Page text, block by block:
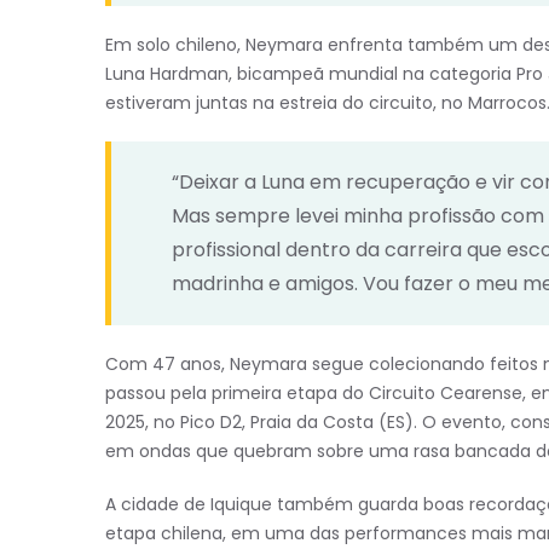
Em solo chileno, Neymara enfrenta também um
Luna Hardman, bicampeã mundial na categoria
estiveram juntas na estreia do circuito, no Marrocos.
“Deixar a Luna em recuperação e vir
Mas sempre levei minha profissão
profissional dentro da carreira que
madrinha e amigos. Vou fazer o meu
Com 47 anos, Neymara segue colecionando feitos
passou pela primeira etapa do Circuito Cearense,
2025, no Pico D2, Praia da Costa (ES). O evento,
em ondas que quebram sobre uma rasa bancada
A cidade de Iquique também guarda boas
etapa chilena, em uma das performances mais